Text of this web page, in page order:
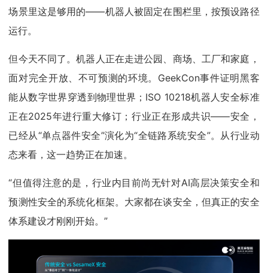
场景里这是够用的——机器人被固定在围栏里，按预设路径
运行。
但今天不同了。机器人正在走进公园、商场、工厂和家庭，
面对完全开放、不可预测的环境。GeekCon事件证明黑客
能从数字世界穿透到物理世界；ISO 10218机器人安全标准
正在2025年进行重大修订；行业正在形成共识——安全，
已经从“单点器件安全”演化为“全链路系统安全”。从行业动
态来看，这一趋势正在加速。
“但值得注意的是，行业内目前尚无针对AI高层决策安全和
预测性安全的系统化框架。大家都在谈安全，但真正的安全
体系建设才刚刚开始。”